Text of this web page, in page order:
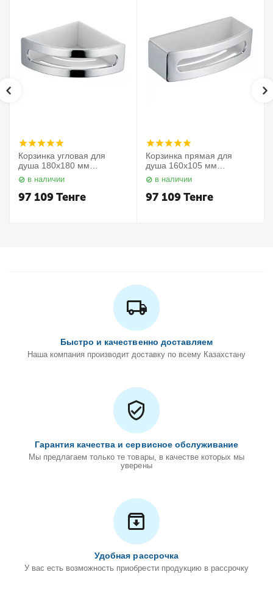
Корзинка угловая для
душа 180х180 мм
Elegance 11657010000
Keuco
в наличии
97 109Тенге
Корзинка прямая для
душа 160х105 мм
Elegance 11658010000
Keuco
в наличии
97 109Тенге
Быстро и качественно доставляем
Наша компания производит доставку по всему Казахстану
Гарантия качества и сервисное обслуживание
Мы предлагаем только те товары, в качестве которых мы
уверены
Удобная рассрочка
У вас есть возможность приобрести продукцию в рассрочку